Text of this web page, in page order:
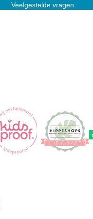
Veelgestelde vragen